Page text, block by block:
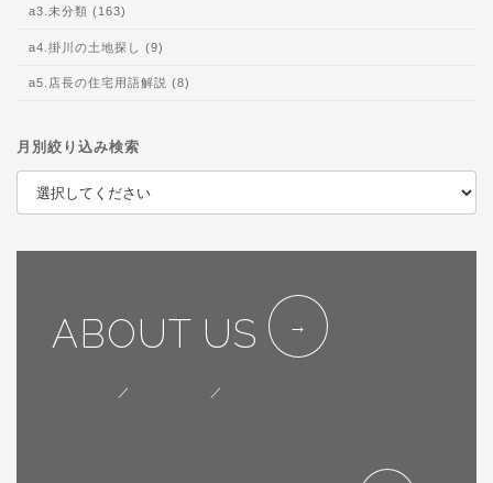
a3.未分類 (163)
a4.掛川の土地探し (9)
a5.店長の住宅用語解説 (8)
月別絞り込み検索
ABOUT US
／ ／